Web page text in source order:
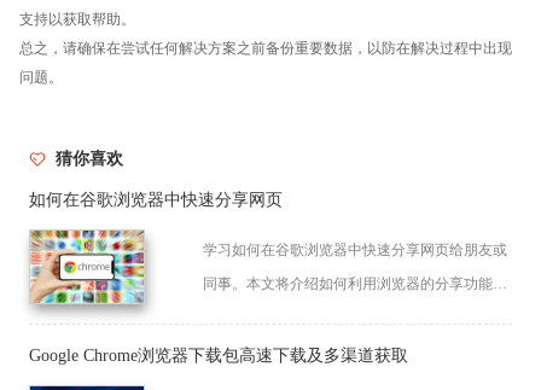
支持以获取帮助。
总之，请确保在尝试任何解决方案之前备份重要数据，以防在解决过程中出现
问题。
猜你喜欢
如何在谷歌浏览器中快速分享网页
学习如何在谷歌浏览器中快速分享网页给朋友或
同事。本文将介绍如何利用浏览器的分享功能，
Google Chrome浏览器下载包高速下载及多渠道获取